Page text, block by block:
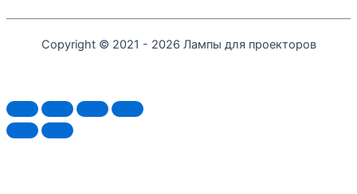
Copyright © 2021 - 2026 Лампы для проекторов